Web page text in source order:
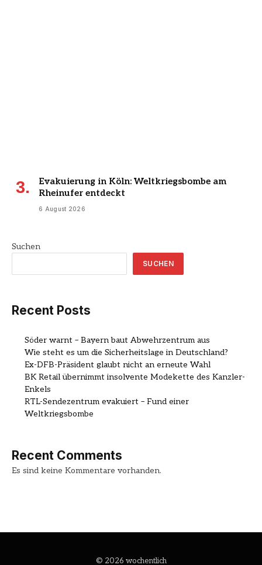
Evakuierung in Köln: Weltkriegsbombe am
Rheinufer entdeckt
6 August 2026
Suchen
SUCHEN
Recent Posts
Söder warnt – Bayern baut Abwehrzentrum aus
Wie steht es um die Sicherheitslage in Deutschland?
Ex-DFB-Präsident glaubt nicht an erneute Wahl
BK Retail übernimmt insolvente Modekette des Kanzler-
Enkels
RTL-Sendezentrum evakuiert – Fund einer
Weltkriegsbombe
Recent Comments
Es sind keine Kommentare vorhanden.
© 2026 wochentlich